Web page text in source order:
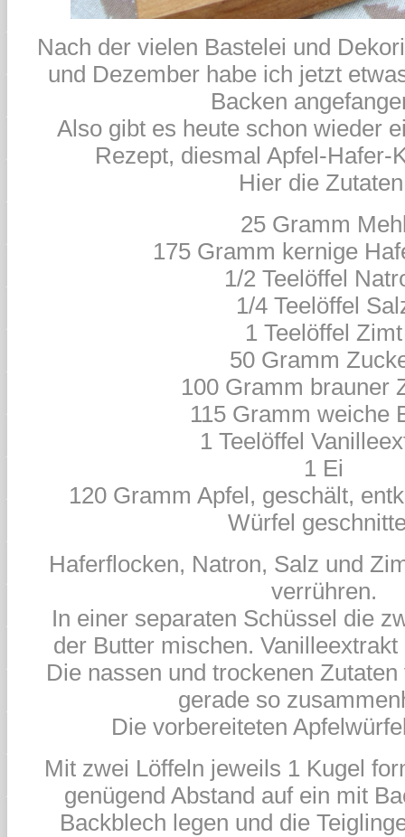
Nach der vielen Bastelei und
und Dezember habe ich jetzt
Backen
Also gibt es heute schon wieder
Rezept, diesmal Apfel-Hafer-
Hier die
25 Gramm
175 Gramm kernige
1/2 Teelöffel
1/4 Teelöffel
1 Teelöffel Zimt
50 Gramm
100 Gramm brauner
115 Gramm weiche
1 Teelöffel
1 Ei
120 Gramm Apfel, geschält,
Würfel
Haferflocken, Natron, Salz und
verrühren.
In einer separaten Schüssel die
der Butter mischen.
Die nassen und trockenen
gerade so
Die vorbereiteten
Mit zwei Löffeln jeweils 1 Kugel
genügend Abstand auf ein mit
Backblech legen und die